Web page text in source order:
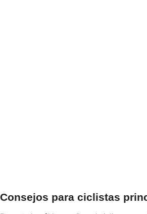
Consejos para ciclistas